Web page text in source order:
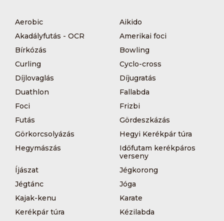
Aerobic
Aikido
Akadályfutás - OCR
Amerikai foci
Bírkózás
Bowling
Curling
Cyclo-cross
Díjlovaglás
Díjugratás
Duathlon
Fallabda
Foci
Frizbi
Futás
Gördeszkázás
Görkorcsolyázás
Hegyi Kerékpár túra
Hegymászás
Időfutam kerékpáros
verseny
Íjászat
Jégkorong
Jégtánc
Jóga
Kajak-kenu
Karate
Kerékpár túra
Kézilabda